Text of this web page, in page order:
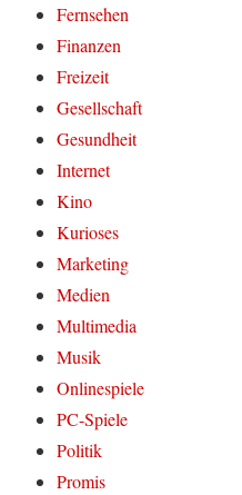
Fernsehen
Finanzen
Freizeit
Gesellschaft
Gesundheit
Internet
Kino
Kurioses
Marketing
Medien
Multimedia
Musik
Onlinespiele
PC-Spiele
Politik
Promis